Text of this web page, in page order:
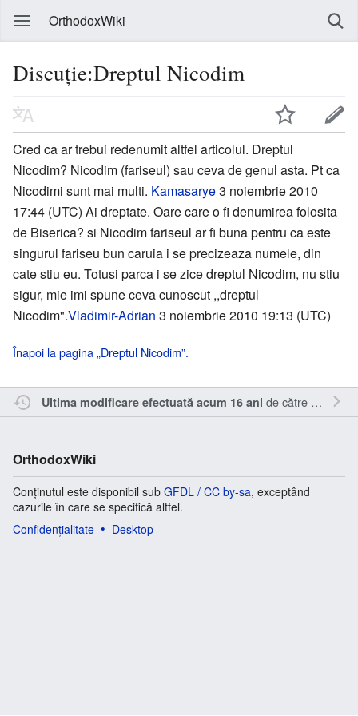
OrthodoxWiki
Discuție:Dreptul Nicodim
Cred ca ar trebui redenumit altfel articolul. Dreptul
Nicodim? Nicodim (fariseul) sau ceva de genul asta. Pt ca
Nicodimi sunt mai multi. Kamasarye3 noiembrie 2010
17:44 (UTC) Ai dreptate. Oare care o fi denumirea folosita
de Biserica? si Nicodim fariseul ar fi buna pentru ca este
singurul fariseu bun caruia i se precizeaza numele, din
cate stiu eu. Totusi parca i se zice dreptul Nicodim, nu stiu
sigur, mie imi spune ceva cunoscut ,,dreptul
Nicodim".Vladimir-Adrian 3 noiembrie 2010 19:13 (UTC)
Înapoi la pagina „Dreptul Nicodim”.
Ultima modificare efectuată acum 16 ani de către Sîmbotin
OrthodoxWiki
Conținutul este disponibil sub GFDL / CC by-sa, exceptând
cazurile în care se specifică altfel.
Confidențialitate
Desktop